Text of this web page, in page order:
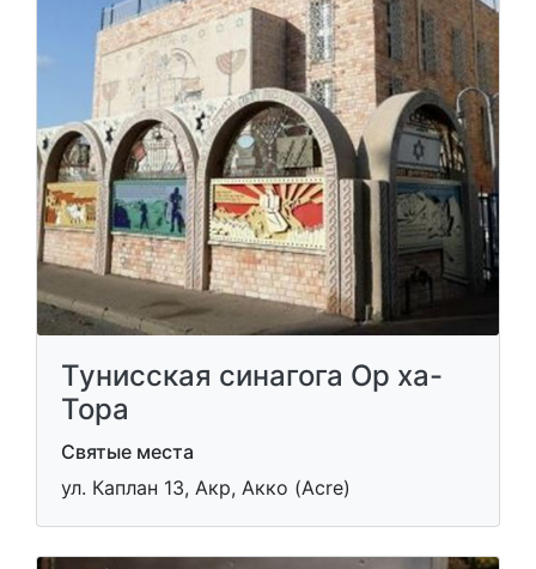
Тунисская синагога Ор ха-
Тора
Святые места
ул. Каплан 13, Акр, Акко (Acre)